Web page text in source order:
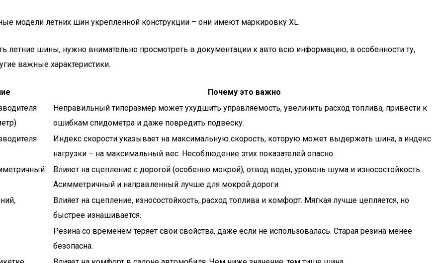
модели летних шин укрепленной конструкции – они имеют маркировку XL.
летние шины, нужно внимательно просмотреть в документации к авто всю информацию, в особенности ту,
важные характеристики.
Почему это важно
Неправильный типоразмер может ухудшить управляемость, увеличить расход топлива, привести к
ошибкам спидометра и даже повредить подвеску.
Индекс скорости указывает на максимальную скорость, которую может выдержать шина, а индекс
нагрузки – на максимальный вес. Несоблюдение этих показателей опасно.
Влияет на сцепление с дорогой (особенно мокрой), отвод воды, уровень шума и износостойкость.
Асимметричный и направленный лучше для мокрой дороги.
Влияет на сцепление, износостойкость, расход топлива и комфорт. Мягкая лучше цепляется, но
быстрее изнашивается.
Резина со временем теряет свои свойства, даже если не использовалась. Старая резина менее
безопасна.